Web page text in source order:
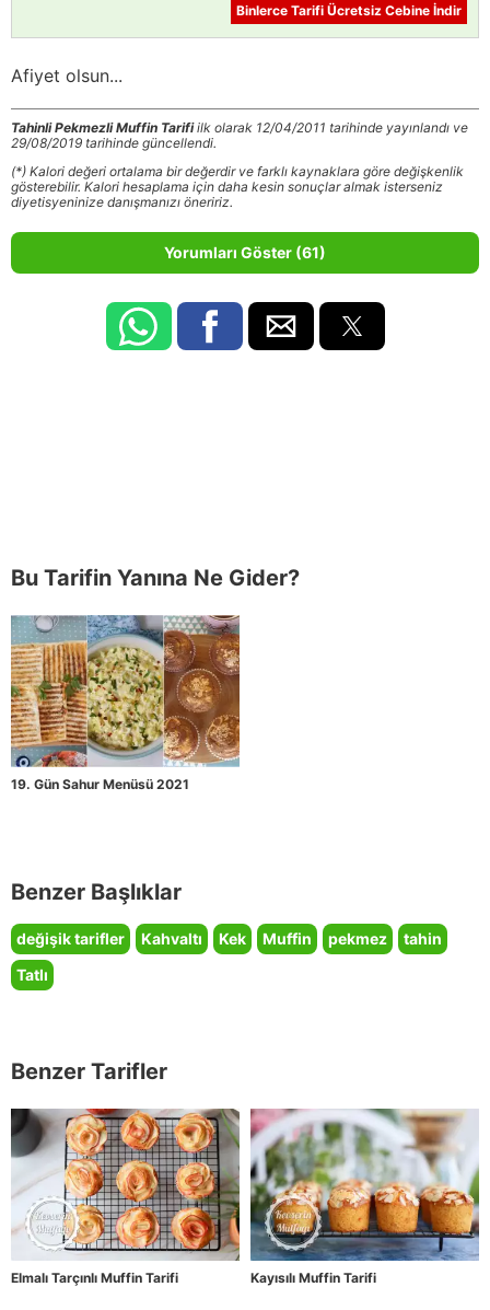
Binlerce Tarifi Ücretsiz Cebine İndir
Afiyet olsun...
Tahinli Pekmezli Muffin Tarifiilk olarak 12/04/2011 tarihinde yayınlandı ve
29/08/2019 tarihinde güncellendi.
(*) Kalori değeri ortalama bir değerdir ve farklı kaynaklara göre değişkenlik
gösterebilir. Kalori hesaplama için daha kesin sonuçlar almak isterseniz
diyetisyeninize danışmanızı öneririz.
Yorumları Göster (61)
Bu Tarifin Yanına Ne Gider?
19. Gün Sahur Menüsü 2021
Benzer Başlıklar
değişik tarifler Kahvaltı Kek Muffin pekmez
tahin
Tatlı
Benzer Tarifler
Elmalı Tarçınlı Muffin Tarifi Kayısılı Muffin Tarifi